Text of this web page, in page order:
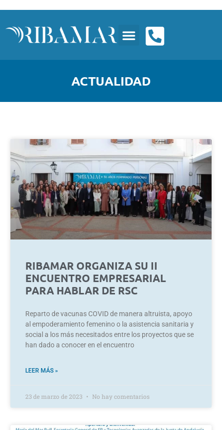
ACTUALIDAD
RIBAMAR ORGANIZA SU II
ENCUENTRO EMPRESARIAL
PARA HABLAR DE RSC
Reparto de vacunas COVID de manera altruista, apoyo
al empoderamiento femenino o la asistencia sanitaria y
social a los más necesitados entre los proyectos que se
han dado a conocer en el encuentro
LEER MÁS »
23 de marzo de 2023 No hay comentarios